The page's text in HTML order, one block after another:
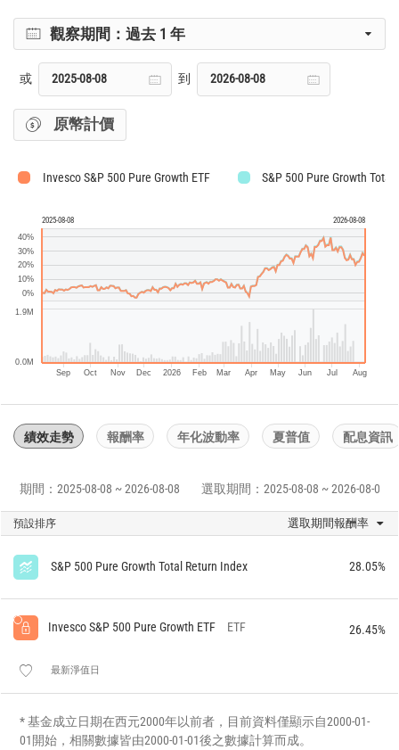
觀察期間：過去 1 年
或 到
原幣計價
Invesco S&P 500 Pure Growth ETF S&P 500 Pure Growth Total
2025-08-08 2026-08-08
Sep Oct Nov Dec 2026 Feb Mar Apr May Jun Jul Aug
0.0M
1.9M
0%
10%
20%
30%
40%
績效走勢 報酬率 年化波動率 夏普值 配息資訊
期間：2025-08-08 ~ 2026-08-08 選取期間：2025-08-08 ~ 2026-08-08
預設排序 選取期間報酬率
S&P 500 Pure Growth Total Return Index 28.05%
Invesco S&P 500 Pure Growth ETF ETF 26.45%
最新淨值日
* 基金成立日期在西元2000年以前者，目前資料僅顯示自2000-01-
01開始，相關數據皆由2000-01-01後之數據計算而成。